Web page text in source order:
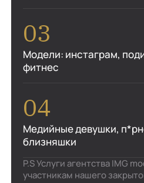
Модели: инстаграм,
фитнес
Медийные девушки,
близняшки
P.S Услуги агентства IMG
участникам нашего